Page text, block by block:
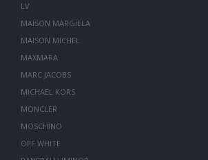
LV
MAISON MARGIELA
MAISON MICHEL
MAXMARA
MARC JACOBS
MICHAEL KORS
MONCLER
MOSCHINO
OFF WHITE